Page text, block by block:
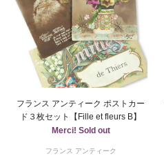
フランス アンティーク ポストカー
ド３枚セット【Fille et fleurs B】
Merci! Sold out
フランス アンティーク